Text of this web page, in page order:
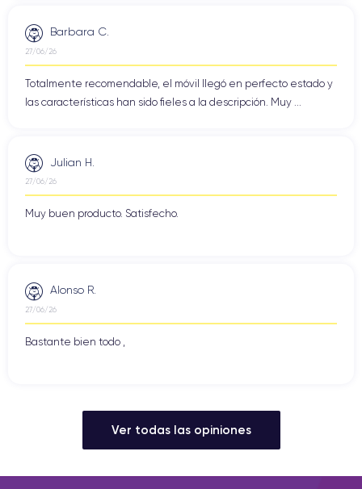
Barbara C.
27/06/26
Totalmente recomendable, el móvil llegó en perfecto estado y
las características han sido fieles a la descripción. Muy ...
Julian H.
27/06/26
Muy buen producto. Satisfecho.
Alonso R.
27/06/26
Bastante bien todo ,
Ver todas las opiniones